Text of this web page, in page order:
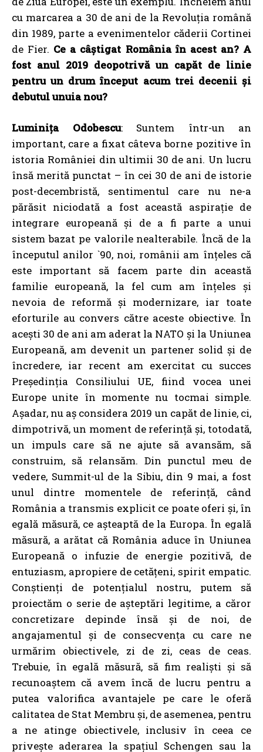
cu marcarea a 30 de ani de la Revoluția română
din 1989, parte a evenimentelor căderii Cortinei
de Fier. Ce a câștigat România în acest an? A
fost anul 2019 deopotrivă un capăt de linie
pentru un drum început acum trei decenii și
debutul unuia nou?
Luminița Odobescu: Suntem într-un an
important, care a fixat câteva borne pozitive în
istoria României din ultimii 30 de ani. Un lucru
însă merită punctat – în cei 30 de ani de istorie
post-decembristă, sentimentul care nu ne-a
părăsit niciodată a fost această aspirație de
integrare europeană și de a fi parte a unui
sistem bazat pe valorile nealterabile. Încă de la
începutul anilor `90, noi, românii am înțeles că
este important să facem parte din această
familie europeană, la fel cum am înțeles și
nevoia de reformă și modernizare, iar toate
eforturile au convers către aceste obiective. În
acești 30 de ani am aderat la NATO și la Uniunea
Europeană, am devenit un partener solid și de
încredere, iar recent am exercitat cu succes
Președinția Consiliului UE, fiind vocea unei
Europe unite în momente nu tocmai simple.
Așadar, nu aș considera 2019 un capăt de linie, ci,
dimpotrivă, un moment de referință și, totodată,
un impuls care să ne ajute să avansăm, să
construim, să relansăm. Din punctul meu de
vedere, Summit-ul de la Sibiu, din 9 mai, a fost
unul dintre momentele de referință, când
România a transmis explicit ce poate oferi și, în
egală măsură, ce așteaptă de la Europa. În egală
măsură, a arătat că România aduce în Uniunea
Europeană o infuzie de energie pozitivă, de
entuziasm, apropiere de cetățeni, spirit empatic.
Conștienți de potențialul nostru, putem să
proiectăm o serie de așteptări legitime, a căror
concretizare depinde însă și de noi, de
angajamentul și de consecvența cu care ne
urmărim obiectivele, zi de zi, ceas de ceas.
Trebuie, în egală măsură, să fim realiști și să
recunoaștem că avem încă de lucru pentru a
putea valorifica avantajele pe care le oferă
calitatea de Stat Membru și, de asemenea, pentru
a ne atinge obiectivele, inclusiv în ceea ce
privește aderarea la spațiul Schengen sau la